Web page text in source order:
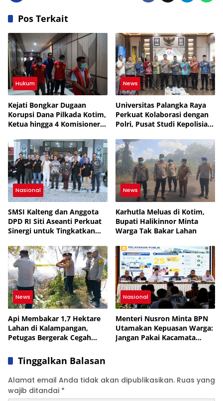
Pos Terkait
Hukum
Kejati Bongkar Dugaan
Korupsi Dana Pilkada Kotim,
Ketua hingga 4 Komisioner
News
Universitas Palangka Raya
Perkuat Kolaborasi dengan
Polri, Pusat Studi Kepolisian
Nasional
SMSI Kalteng dan Anggota
DPD RI Siti Aseanti Perkuat
Sinergi untuk Tingkatkan
News
Karhutla Meluas di Kotim,
Bupati Halikinnor Minta
Warga Tak Bakar Lahan
News
Api Membakar 1,7 Hektare
Lahan di Kalampangan,
Petugas Bergerak Cegah
Nasional
Menteri Nusron Minta BPN
Utamakan Kepuasan Warga:
Jangan Pakai Kacamata
Tinggalkan Balasan
Alamat email Anda tidak akan dipublikasikan. Ruas yang
wajib ditandai *